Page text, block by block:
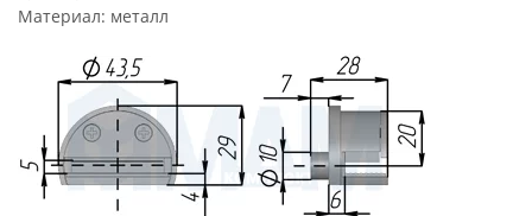
Материал: металл